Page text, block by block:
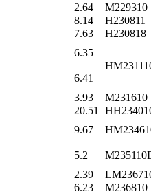
2.64
M229310
8.14
H230811
7.63
H230818
6.35
6.41
3.93
M231610
20.51
9.67
5.2
2.39
6.23
M236810